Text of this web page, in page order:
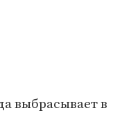
выбрасывает в